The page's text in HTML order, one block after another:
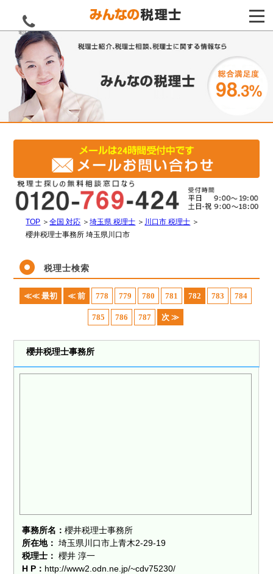
電話をする
TOP ＞全国 対応 ＞埼玉県 税理士 ＞ 川口市 税理士 ＞
櫻井税理士事務所 埼玉県川口市
税理士検索
≪≪ 最初 ≪ 前 778 779 780 781 782 783 784
785 786 787 次 ≫
櫻井税理士事務所
事務所名：櫻井税理士事務所
所在地： 埼玉県川口市上青木2-29-19
税理士： 櫻井 淳一
H P： http://www2.odn.ne.jp/~cdv75230/